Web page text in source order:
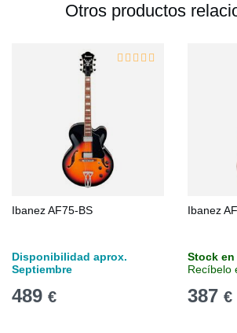
Otros productos
Ibanez AF75-BS
Disponibilidad aprox.
Septiembre
489 €
Ibanez
Stock
Recíbelo
387 €